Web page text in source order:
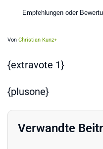
Empfehlungen oder
Von Christian Kunz+
{extravote 1}
{plusone}
Verwandte